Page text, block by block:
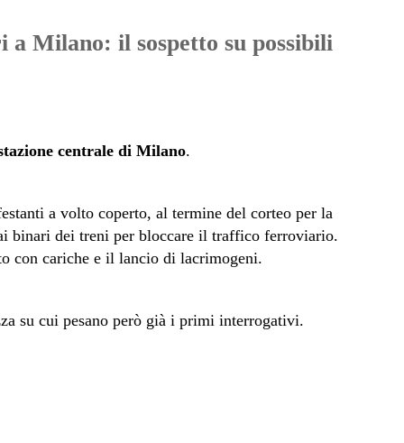
Milano: il sospetto su possibili
centrale di Milano.
a volto coperto, al termine del corteo per la
binari dei treni per bloccare il traffico ferroviario.
con cariche e il lancio di lacrimogeni.
su cui pesano però già i primi interrogativi.